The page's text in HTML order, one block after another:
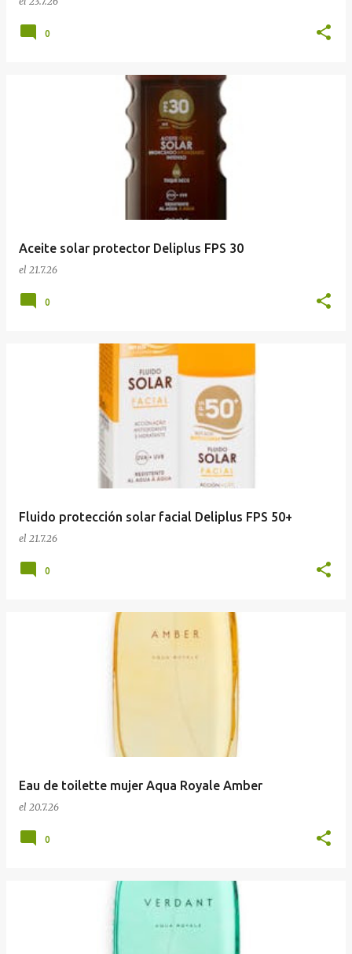
0
Aceite solar protector Deliplus FPS 30
el 21.7.26
0
Fluido protección solar facial Deliplus FPS 50+
el 21.7.26
0
Eau de toilette mujer Aqua Royale Amber
el 20.7.26
0